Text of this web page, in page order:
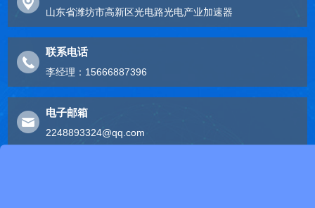
山东省潍坊市高新区光电路光电产业加速器
联系电话
李经理：15666887396
电子邮箱
2248893324@qq.com